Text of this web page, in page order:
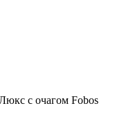
с очагом Fobos